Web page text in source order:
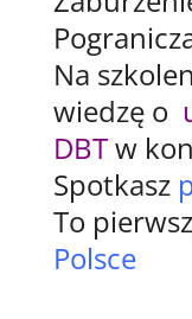
Na
wiedzę o
DBTw
Spotkasz
To
Polsce